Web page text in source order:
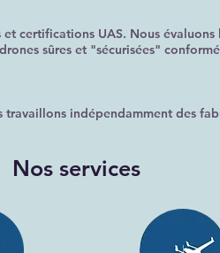
certifications UAS. Nous
sûres et "sécurisées"
indépendamment des
Nos services